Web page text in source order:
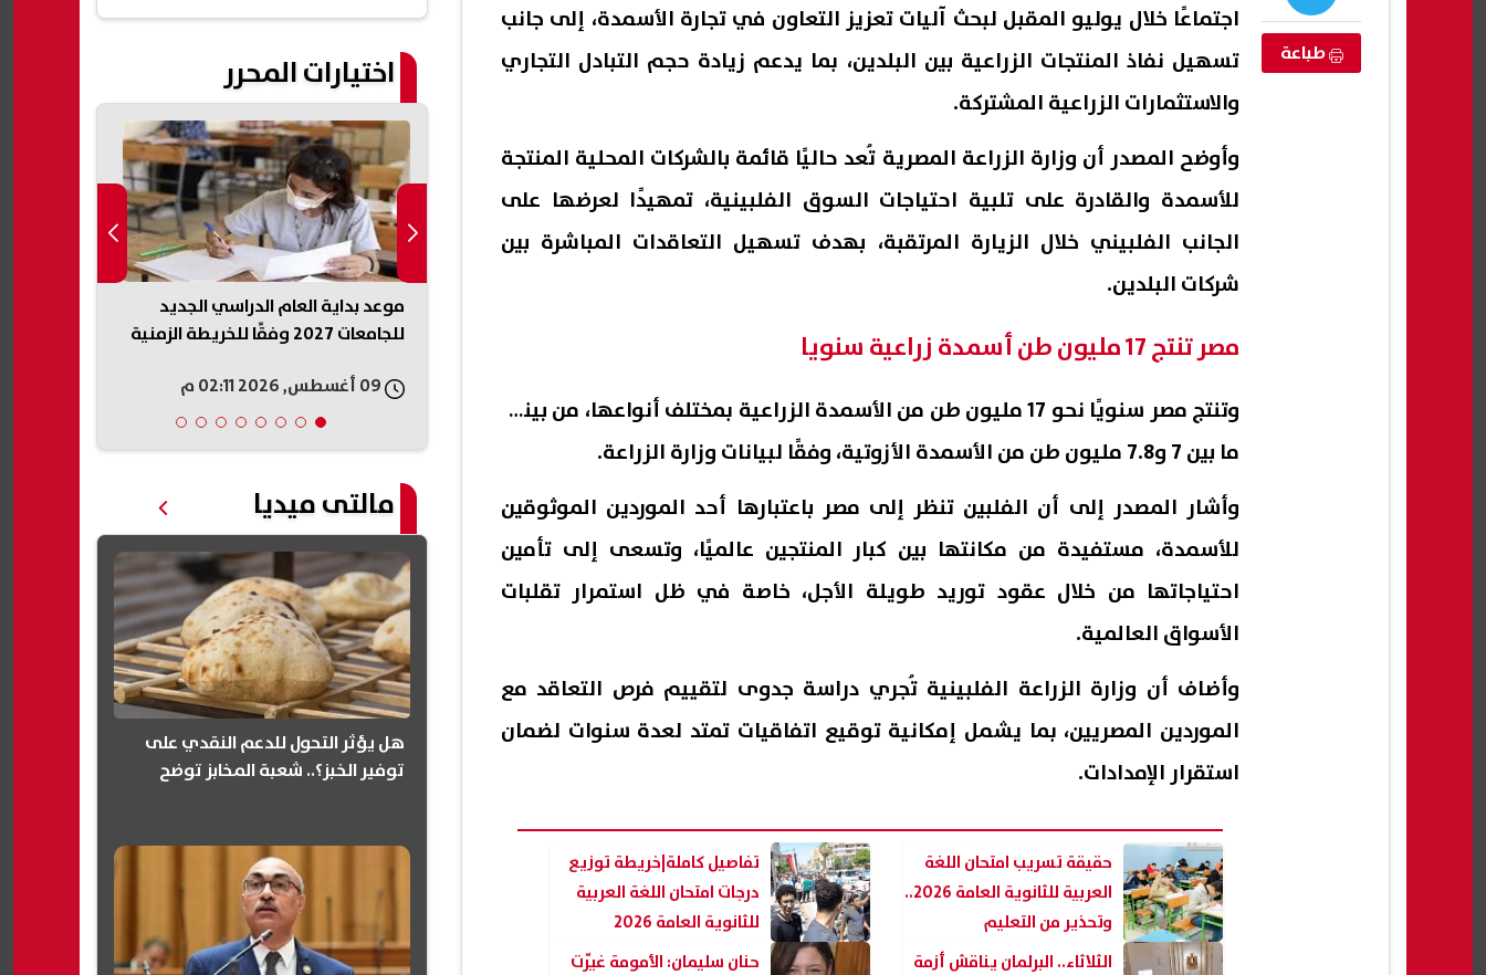
طباعة
اجتماعًا خلال يوليو المقبل لبحث آليات تعزيز التعاون في تجارة الأسمدة، إلى جانب
تسهيل نفاذ المنتجات الزراعية بين البلدين، بما يدعم زيادة حجم التبادل التجاري
والاستثمارات الزراعية المشتركة.
وأوضح المصدر أن وزارة الزراعة المصرية تُعد حاليًا قائمة بالشركات المحلية المنتجة
للأسمدة والقادرة على تلبية احتياجات السوق الفلبينية، تمهيدًا لعرضها على
الجانب الفلبيني خلال الزيارة المرتقبة، بهدف تسهيل التعاقدات المباشرة بين
شركات البلدين.
مصر تنتج 17 مليون طن أسمدة زراعية سنويا
وتنتج مصر سنويًا نحو 17 مليون طن من الأسمدة الزراعية بمختلف أنواعها، من بينها
ما بين 7 و7.8 مليون طن من الأسمدة الأزوتية، وفقًا لبيانات وزارة الزراعة.
وأشار المصدر إلى أن الفلبين تنظر إلى مصر باعتبارها أحد الموردين الموثوقين
للأسمدة، مستفيدة من مكانتها بين كبار المنتجين عالميًا، وتسعى إلى تأمين
احتياجاتها من خلال عقود توريد طويلة الأجل، خاصة في ظل استمرار تقلبات
الأسواق العالمية.
وأضاف أن وزارة الزراعة الفلبينية تُجري دراسة جدوى لتقييم فرص التعاقد مع
الموردين المصريين، بما يشمل إمكانية توقيع اتفاقيات تمتد لعدة سنوات لضمان
استقرار الإمدادات.
حقيقة تسريب امتحان اللغة
العربية للثانوية العامة 2026..
وتحذير من التعليم
تفاصيل كاملة|خريطة توزيع
درجات امتحان اللغة العربية
للثانوية العامة 2026
الثلاثاء.. البرلمان يناقش أزمة
حنان سليمان: الأمومة غيّرت
اختيارات المحرر
رمزي عن شخصية فدوى بمسلسل
الإعدادي الدور الثاني 2026
موعد بداية العام الدراسي الجديد
للجامعات 2027 وفقًا للخريطة الزمنية
مالتى ميديا
هل يؤثر التحول للدعم النقدي على
توفير الخبز؟.. شعبة المخابز توضح